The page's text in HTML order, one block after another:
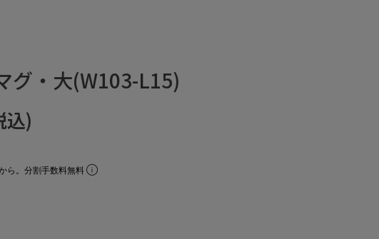
グ・大(W103-L15)
込)
ら。分割手数料無料